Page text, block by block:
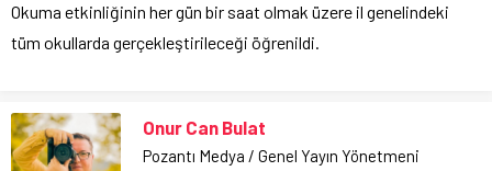
Okuma etkinliğinin her gün bir saat olmak üzere il genelindeki
tüm okullarda gerçekleştirileceği öğrenildi.
Onur Can Bulat
Pozantı Medya / Genel Yayın Yönetmeni